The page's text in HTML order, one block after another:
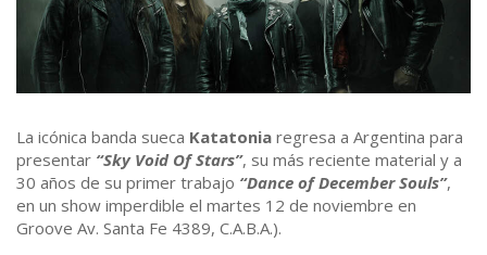
La icónica banda sueca Katatonia regresa a Argentina para
presentar “Sky Void Of Stars”, su más reciente material y a
30 años de su primer trabajo “Dance of December Souls”,
en un show imperdible el martes 12 de noviembre en
Groove Av. Santa Fe 4389, C.A.B.A.).